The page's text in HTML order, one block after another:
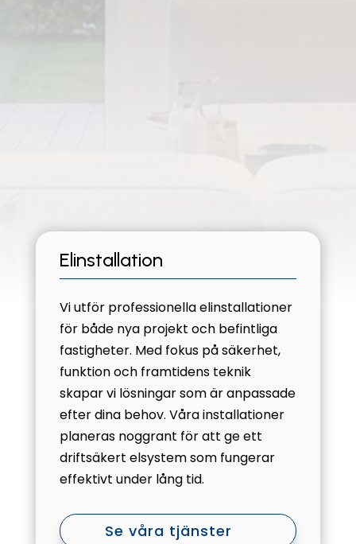
Elinstallation
Vi utför professionella elinstallationer
för både nya projekt och befintliga
fastigheter. Med fokus på säkerhet,
funktion och framtidens teknik
skapar vi lösningar som är anpassade
efter dina behov. Våra installationer
planeras noggrant för att ge ett
driftsäkert elsystem som fungerar
effektivt under lång tid.
Se våra tjänster